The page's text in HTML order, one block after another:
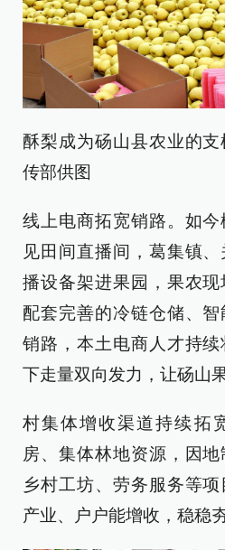
酥梨成为砀山县农业的
传部供图
线上电商拓宽销路。如
见田间直播间，葛集镇
播设备架进果园，果农现
配套完善的冷链仓储、
销路，本土电商人才持
下走量双向发力，让砀山
村集体增收渠道持续拓
房、集体林地资源，因地
乡村工坊、劳务服务等
产业、户户能增收，稳稳